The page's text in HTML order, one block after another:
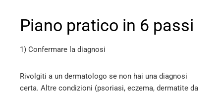
Piano pratico in 6 passi
1) Confermare la diagnosi
Rivolgiti a un dermatologo se non hai una diagnosi
certa. Altre condizioni (psoriasi, eczema, dermatite da